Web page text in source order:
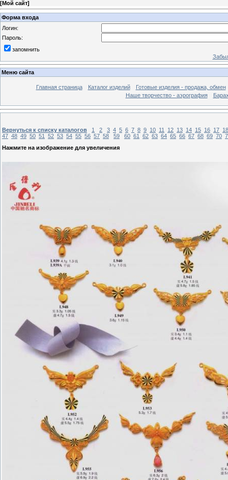
[Мой сайт]
Форма входа
Логин:
Пароль:
запомнить
Меню сайта
Главная страница Каталог изделий
Готовые изделия - продажа, обмен
Наше творчество - аэрография
Вернуться к списку каталогов 1 2 3 4 5 6 7 8 9 10 11 12 13 14 15 16 17 18
47 48 49 50 51 52 53 54 55 56 57 58 59 60 61 62 63 64 65 66 67 68 69 70
Нажмите на изображение для увеличения